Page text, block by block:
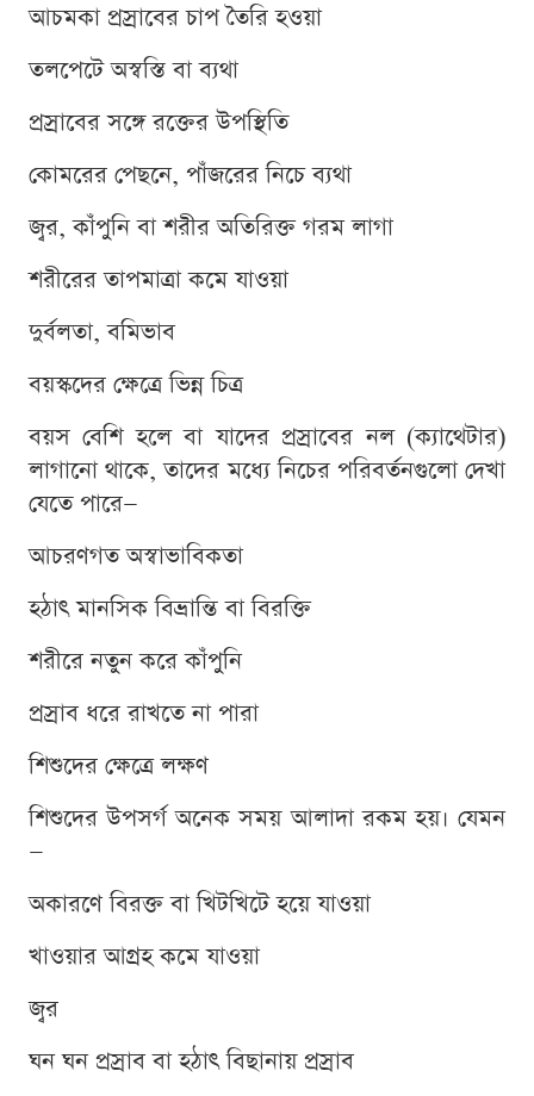
আচমকা প্রস্রাবের চাপ তৈরি হওয়া
তলপেটে অস্বস্তি বা ব্যথা
প্রস্রাবের সঙ্গে রক্তের উপস্থিতি
কোমরের পেছনে, পাঁজরের নিচে ব্যথা
জ্বর, কাঁপুনি বা শরীর অতিরিক্ত গরম লাগা
শরীরের তাপমাত্রা কমে যাওয়া
দুর্বলতা, বমিভাব
বয়স্কদের ক্ষেত্রে ভিন্ন চিত্র
বয়স বেশি হলে বা যাদের প্রস্রাবের নল (ক্যাথেটার)
লাগানো থাকে, তাদের মধ্যে নিচের পরিবর্তনগুলো দেখা
যেতে পারে—
আচরণগত অস্বাভাবিকতা
হঠাৎ মানসিক বিভ্রান্তি বা বিরক্তি
শরীরে নতুন করে কাঁপুনি
প্রস্রাব ধরে রাখতে না পারা
শিশুদের ক্ষেত্রে লক্ষণ
শিশুদের উপসর্গ অনেক সময় আলাদা রকম হয়। যেমন
—
অকারণে বিরক্ত বা খিটখিটে হয়ে যাওয়া
খাওয়ার আগ্রহ কমে যাওয়া
জ্বর
ঘন ঘন প্রস্রাব বা হঠাৎ বিছানায় প্রস্রাব